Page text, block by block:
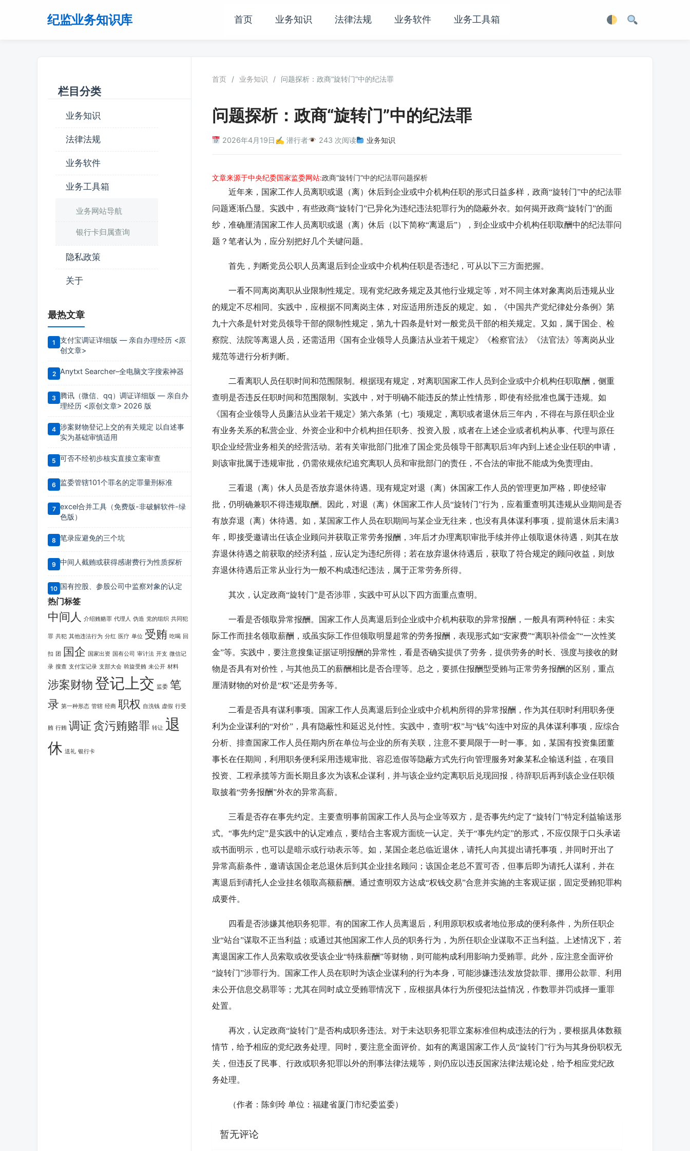
纪监业务知识库 首页 业务知识 法律法规 业务软件 业务工具箱
栏目分类
业务知识
法律法规
业务软件
业务工具箱
业务网站导航
银行卡归属查询
隐私政策
关于
最热文章
支付宝调证详细版 — 亲自办理经历 <原
创文章>
Anytxt Searcher–全电脑文字搜索神器
腾讯（微信、qq）调证详细版 — 亲自办
理经历 <原创文章> 2026 版
涉案财物登记上交的有关规定 以自述事
实为基础审慎适用
可否不经初步核实直接立案审查
监委管辖101个罪名的定罪量刑标准
excel合并工具（免费版-非破解软件-绿
色版）
笔录应避免的三个坑
中间人截贿或获得感谢费行为性质探析
国有控股、参股公司中监察对象的认定
热门标签
中间人 介绍贿赂罪 代理人 伪造 党的组织 共同犯
罪 共犯 其他违法行为 分红 医疗 单位 受贿 吃喝 回
扣 团 国企 国家出资 国有公司 审计法 开支 微信记
录 搜查 支付宝记录 支部大会 斡旋受贿 未公开 材料
涉案财物登记上交 监委 笔
录 第一种形态 管辖 经商 职权 自洗钱 虚假 行受
贿 行贿 调证贪污贿赂罪 转让 退
休 送礼 银行卡
首页 / 业务知识 / 问题探析：政商“旋转门”中的纪法罪
问题探析：政商“旋转门”中的纪法罪
2026年4月19日✍️ 潜行者 243 次阅读 业务知识
文章来源于中央纪委国家监委网站:政商“旋转门”中的纪法罪问题探析
近年来，国家工作人员离职或退（离）休后到企业或中介机构任职的形式日益多样，政商“旋转门”中的纪法罪
问题逐渐凸显。实践中，有些政商“旋转门”已异化为违纪违法犯罪行为的隐蔽外衣。如何揭开政商“旋转门”的面
纱，准确厘清国家工作人员离职或退（离）休后（以下简称“离退后”），到企业或中介机构任职取酬中的纪法罪问
题？笔者认为，应分别把好几个关键问题。
首先，判断党员公职人员离退后到企业或中介机构任职是否违纪，可从以下三方面把握。
一看不同离岗离职从业限制性规定。现有党纪政务规定及其他行业规定等，对不同主体对象离岗后违规从业
的规定不尽相同。实践中，应根据不同离岗主体，对应适用所违反的规定。如，《中国共产党纪律处分条例》第
九十六条是针对党员领导干部的限制性规定，第九十四条是针对一般党员干部的相关规定。又如，属于国企、检
察院、法院等离退人员，还需适用《国有企业领导人员廉洁从业若干规定》《检察官法》《法官法》等离岗从业
规范等进行分析判断。
二看离职人员任职时间和范围限制。根据现有规定，对离职国家工作人员到企业或中介机构任职取酬，侧重
查明是否违反任职时间和范围限制。实践中，对于明确不能违反的禁止性情形，即使有经批准也属于违规。如
《国有企业领导人员廉洁从业若干规定》第六条第（七）项规定，离职或者退休后三年内，不得在与原任职企业
有业务关系的私营企业、外资企业和中介机构担任职务、投资入股，或者在上述企业或者机构从事、代理与原任
职企业经营业务相关的经营活动。若有关审批部门批准了国企党员领导干部离职后3年内到上述企业任职的申请，
则该审批属于违规审批，仍需依规依纪追究离职人员和审批部门的责任，不合法的审批不能成为免责理由。
三看退（离）休人员是否放弃退休待遇。现有规定对退（离）休国家工作人员的管理更加严格，即使经审
批，仍明确兼职不得违规取酬。因此，对退（离）休国家工作人员“旋转门”行为，应着重查明其违规从业期间是否
有放弃退（离）休待遇。如，某国家工作人员在职期间与某企业无往来，也没有具体谋利事项，提前退休后未满3
年，即接受邀请出任该企业顾问并获取正常劳务报酬，3年后才办理离职审批手续并停止领取退休待遇，则其在放
弃退休待遇之前获取的经济利益，应认定为违纪所得；若在放弃退休待遇后，获取了符合规定的顾问收益，则放
弃退休待遇后正常从业行为一般不构成违纪违法，属于正常劳务所得。
其次，认定政商“旋转门”是否涉罪，实践中可从以下四方面重点查明。
一看是否领取异常报酬。国家工作人员离退后到企业或中介机构获取的异常报酬，一般具有两种特征：未实
际工作而挂名领取薪酬，或虽实际工作但领取明显超常的劳务报酬，表现形式如“安家费”“离职补偿金”“一次性奖
金”等。实践中，要注意搜集证据证明报酬的异常性，看是否确实提供了劳务，提供劳务的时长、强度与接收的财
物是否具有对价性，与其他员工的薪酬相比是否合理等。总之，要抓住报酬型受贿与正常劳务报酬的区别，重点
厘清财物的对价是“权”还是劳务等。
二看是否具有谋利事项。国家工作人员离退后到企业或中介机构所得的异常报酬，作为其任职时利用职务便
利为企业谋利的“对价”，具有隐蔽性和延迟兑付性。实践中，查明“权”与“钱”勾连中对应的具体谋利事项，应综合
分析、排查国家工作人员任期内所在单位与企业的所有关联，注意不要局限于一时一事。如，某国有投资集团董
事长在任期间，利用职务便利采用违规审批、容忍造假等隐蔽方式先行向管理服务对象某私企输送利益，在项目
投资、工程承揽等方面长期且多次为该私企谋利，并与该企业约定离职后兑现回报，待辞职后再到该企业任职领
取披着“劳务报酬”外衣的异常高薪。
三看是否存在事先约定。主要查明事前国家工作人员与企业等双方，是否事先约定了“旋转门”特定利益输送形
式。“事先约定”是实践中的认定难点，要结合主客观方面统一认定。关于“事先约定”的形式，不应仅限于口头承诺
或书面明示，也可以是暗示或行动表示等。如，某国企老总临近退休，请托人向其提出请托事项，并同时开出了
异常高薪条件，邀请该国企老总退休后到其企业挂名顾问；该国企老总不置可否，但事后即为请托人谋利，并在
离退后到请托人企业挂名领取高额薪酬。通过查明双方达成“权钱交易”合意并实施的主客观证据，固定受贿犯罪构
成要件。
四看是否涉嫌其他职务犯罪。有的国家工作人员离退后，利用原职权或者地位形成的便利条件，为所任职企
业“站台”谋取不正当利益；或通过其他国家工作人员的职务行为，为所任职企业谋取不正当利益。上述情况下，若
离退国家工作人员索取或收受该企业“特殊薪酬”等财物，则可能构成利用影响力受贿罪。此外，应注意全面评价
“旋转门”涉罪行为。国家工作人员在职时为该企业谋利的行为本身，可能涉嫌违法发放贷款罪、挪用公款罪、利用
未公开信息交易罪等；尤其在同时成立受贿罪情况下，应根据具体行为所侵犯法益情况，作数罪并罚或择一重罪
处置。
再次，认定政商“旋转门”是否构成职务违法。对于未达职务犯罪立案标准但构成违法的行为，要根据具体数额
情节，给予相应的党纪政务处理。同时，要注意全面评价。如有的离退国家工作人员“旋转门”行为与其身份职权无
关，但违反了民事、行政或职务犯罪以外的刑事法律法规等，则仍应以违反国家法律法规论处，给予相应党纪政
务处理。
（作者：陈剑玲 单位：福建省厦门市纪委监委）
暂无评论